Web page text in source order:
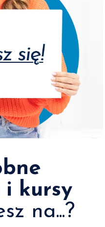
i kursy
na...?